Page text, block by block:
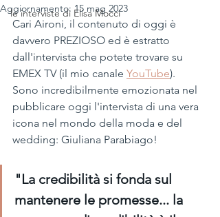
le interviste di Elisa Mocci
Aggiornamento: 15 mag 2023
Cari Aironi, il contenuto di oggi è
davvero PREZIOSO ed è estratto
dall'intervista che potete trovare su
EMEX TV (il mio canale YouTube).
Sono incredibilmente emozionata nel
pubblicare oggi l'intervista di una vera
icona nel mondo della moda e del
wedding: Giuliana Parabiago!
"La credibilità si fonda sul
mantenere le promesse... la